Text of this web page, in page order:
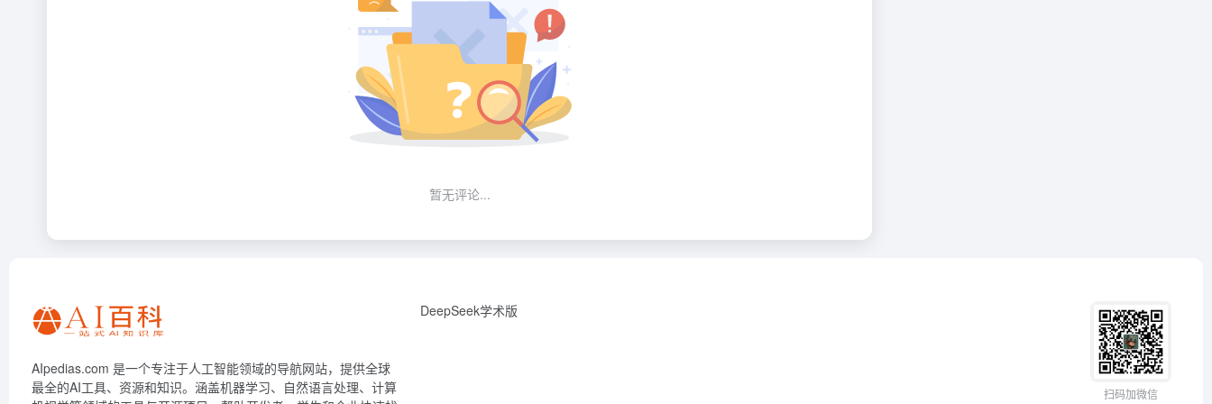
暂无评论...
AIpedias.com 是一个专注于人工智能领域的导航网站，提供全球
最全的AI工具、资源和知识。涵盖机器学习、自然语言处理、计算
DeepSeek学术版
扫码加微信